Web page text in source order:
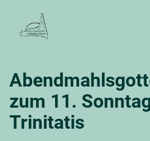
zum 11.
Trinitatis